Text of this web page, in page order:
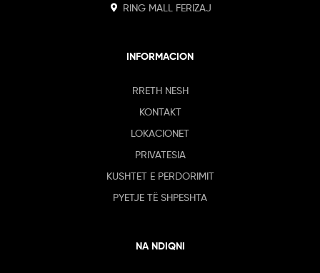
RING MALL FERIZAJ
INFORMACION
RRETH NESH
KONTAKT
LOKACIONET
PRIVATESIA
KUSHTET E PERDORIMIT
PYETJE TË SHPESHTA
NA NDIQNI